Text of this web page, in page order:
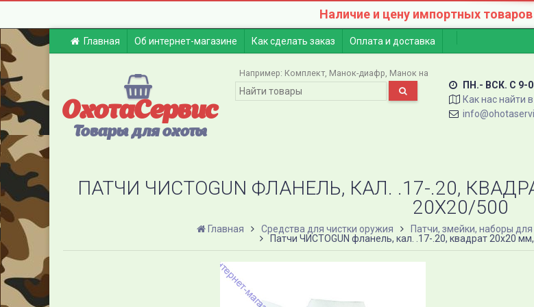
Наличие и цену импортных товаров
Главная Об интернет-магазине Как сделать заказ Оплата и доставка
ОхотаСервис
Товары для охоты
Например: Комплект Манок-диафр Манок на
ПН.- ВСК. C 9-
Как нас найти
ПАТЧИ ЧИСТОGUN ФЛАНЕЛЬ, КАЛ. .17-.20,
20X20/500
Главная Средства для чистки оружия Патчи, змейки, наборы для
Патчи ЧИСТОGUN фланель, кал. .17-.20, квадрат 20х20